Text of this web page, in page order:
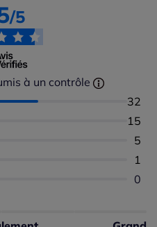
/5
à un contrôle
32
15
5
1
0
avis clients